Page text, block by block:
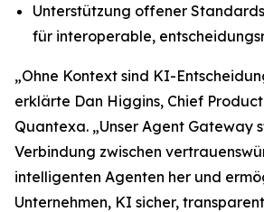
Unterstützung offener
für interoperable,
„Ohne Kontext sind KI-
erklärte Dan Higgins, Chief
Quantexa. „Unser Agent Gateway
Verbindung zwischen
intelligenten Agenten her und
Unternehmen, KI sicher,